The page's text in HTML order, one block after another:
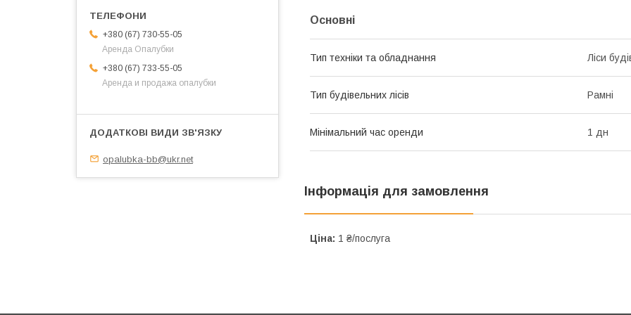
Основні
Тип техніки та обладнання Ліси
Тип будівельних лісів Рамні
Мінімальний час оренди 1 дн
Інформація для замовлення
Ціна: 1 ₴/послуга
+380 (67) 730-55-05
Аренда Опалубки
+380 (67) 733-55-05
Аренда и продажа опалубки
opalubka-bb@ukr.net